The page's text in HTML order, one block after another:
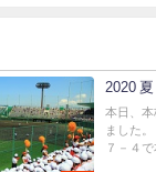
2020
本日、
ました
７－４